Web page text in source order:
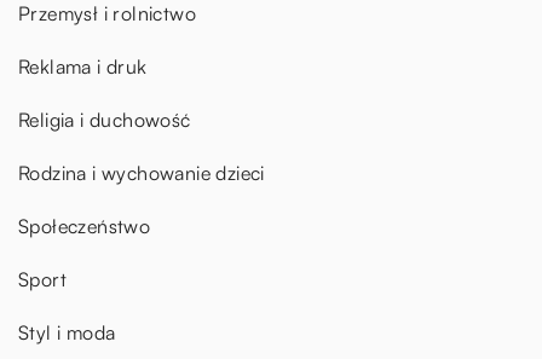
Przemysł i rolnictwo
Reklama i druk
Religia i duchowość
Rodzina i wychowanie dzieci
Społeczeństwo
Sport
Styl i moda